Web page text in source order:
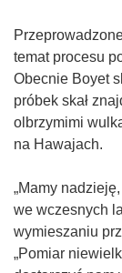
temat procesu
Obecnie Boyet
próbek skał
olbrzymimi
na Hawajach.
„Mamy
we wczesnych
wymieszaniu
„Pomiar